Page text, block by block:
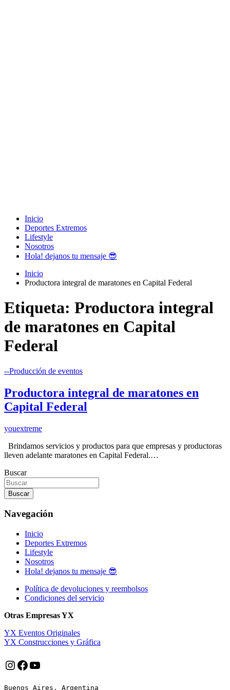
Inicio
Deportes Extremos
Lifestyle
Nosotros
Hola! dejanos tu mensaje 😎
Inicio
Productora integral de maratones en Capital Federal
Etiqueta: Productora integral
de maratones en Capital
Federal
--Producción de eventos
Productora integral de maratones en
Capital Federal
youextreme
Brindamos servicios y productos para que empresas y productoras
lleven adelante maratones en Capital Federal.…
Buscar
Buscar
Navegación
Inicio
Deportes Extremos
Lifestyle
Nosotros
Hola! dejanos tu mensaje 😎
Política de devoluciones y reembolsos
Condiciones del servicio
Otras Empresas YX
YX Eventos Originales
YX Construcciones y Gráfica
Instagram
Facebook
YouTube
Buenos Aires, Argentina